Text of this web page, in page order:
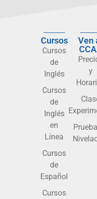
Cursos
Cursos
de
Inglés
Cursos
de
Inglés
en
Línea
Cursos
de
Español
Cursos
Ven
y